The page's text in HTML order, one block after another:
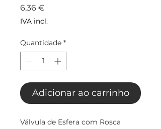
6,36 €
IVA incl.
Quantidade *
Adicionar ao carrinho
Válvula de Esfera com Rosca